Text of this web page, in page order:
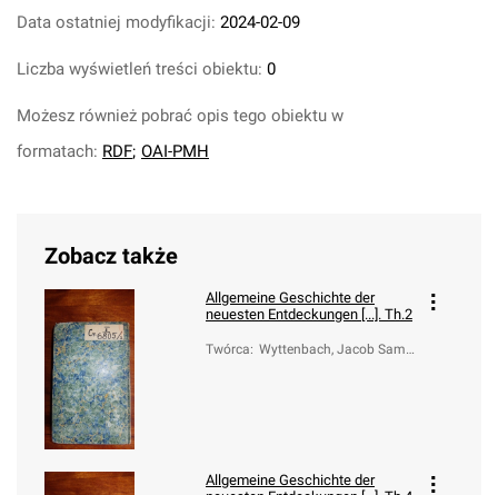
Data ostatniej modyfikacji: 2024-02-09
Liczba wyświetleń treści obiektu: 0
Możesz również pobrać opis tego obiektu w
formatach: RDF; OAI-PMH
Zobacz także
Allgemeine Geschichte der
neuesten Entdeckungen [...]. Th.2
Twórca: Wyttenbach, Jacob Samu
Allgemeine Geschichte der